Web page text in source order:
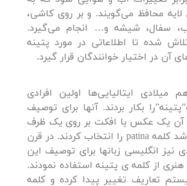
لایه محافظ می‌گویند. و بر روی کاشی،
سفال، شیشه و… انجام می‌گیرد.
شده تا اطلاعاتی در مورد پتینه
آن در اختیار خوانندگان قرار گیرد.
میلادی ایتالیایی‌ها اولین افرادی
بکار بردند. آنها برای توصیف
آن یک عکس یا افکت بر روی یک ظرف
مسی حک می‌شد کلمه patina را انتخاب کردند. در قرن
نیز انگلیسی زبانها برای توصیف این
هنری از کلمه ی پتینه استفاده نمودند.
تعاریف تغییر پیدا کرده و کلمه